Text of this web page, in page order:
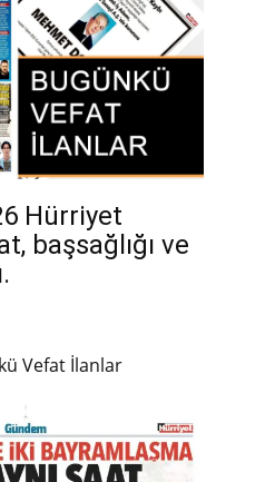
Hürriyet
başsağlığı ve
Vefat İlanlar